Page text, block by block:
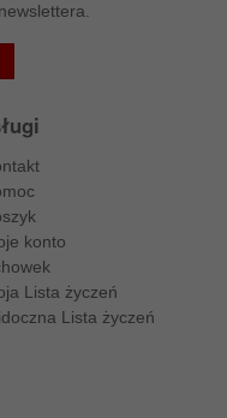
konto
Lista życzeń
Lista życzeń